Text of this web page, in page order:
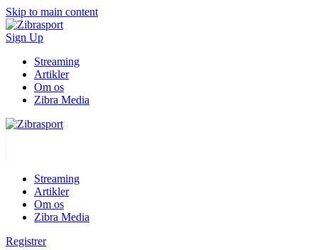
Skip to main content
Sign Up
Streaming
Artikler
Om os
Zibra Media
Streaming
Artikler
Om os
Zibra Media
Registrer